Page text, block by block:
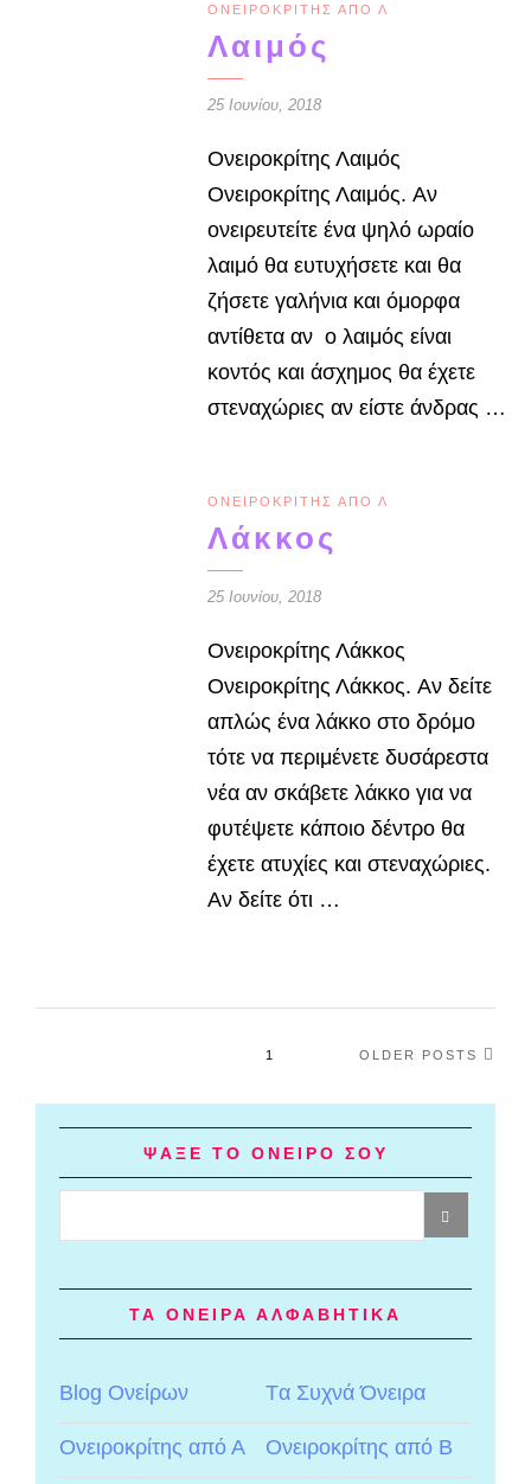
ΟΝΕΙΡΟΚΡΊΤΗΣ ΑΠΌ Λ
Λαιμός
25 Ιουνίου, 2018
Ονειροκρίτης Λαιμός
Ονειροκρίτης Λαιμός. Αν
ονειρευτείτε ένα ψηλό ωραίο
λαιμό θα ευτυχήσετε και θα
ζήσετε γαλήνια και όμορφα
αντίθετα αν ο λαιμός είναι
κοντός και άσχημος θα έχετε
στεναχώριες αν είστε άνδρας …
ΟΝΕΙΡΟΚΡΊΤΗΣ ΑΠΌ Λ
Λάκκος
25 Ιουνίου, 2018
Ονειροκρίτης Λάκκος
Ονειροκρίτης Λάκκος. Αν δείτε
απλώς ένα λάκκο στο δρόμο
τότε να περιμένετε δυσάρεστα
νέα αν σκάβετε λάκκο για να
φυτέψετε κάποιο δέντρο θα
έχετε ατυχίες και στεναχώριες.
Αν δείτε ότι …
1 OLDER POSTS
ΨΑΞΕ ΤΟ ΟΝΕΙΡΟ ΣΟΥ
ΤΑ ΟΝΕΙΡΑ ΑΛΦΑΒΗΤΙΚΑ
Blog Ονείρων Tα Συχνά Όνειρα
Ονειροκρίτης από Α Ονειροκρίτης από Β